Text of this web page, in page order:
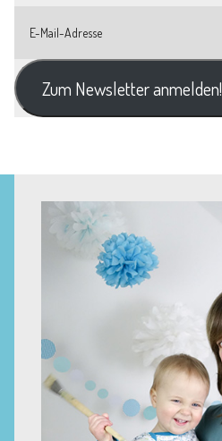
Zum Newsletter anmelden!